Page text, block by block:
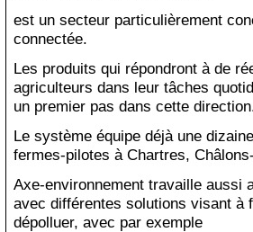
est un secteur particulièrement
connectée.
Les produits qui répondront à de
agriculteurs dans leur tâches
un premier pas dans cette
Le système équipe déjà une
fermes-pilotes à Chartres,
Axe-environnement travaille aussi
avec différentes solutions visant à
dépolluer, avec par exemple